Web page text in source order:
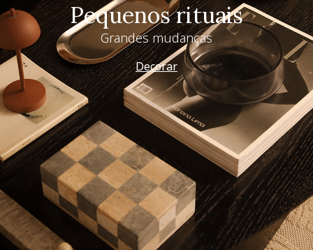
Especial Dia dos Pais
Westwing + @_nathaliacandelaria
Vem ver